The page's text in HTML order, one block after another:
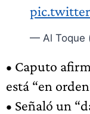
— Al Toque
• Caputo
está “en
• Señaló un